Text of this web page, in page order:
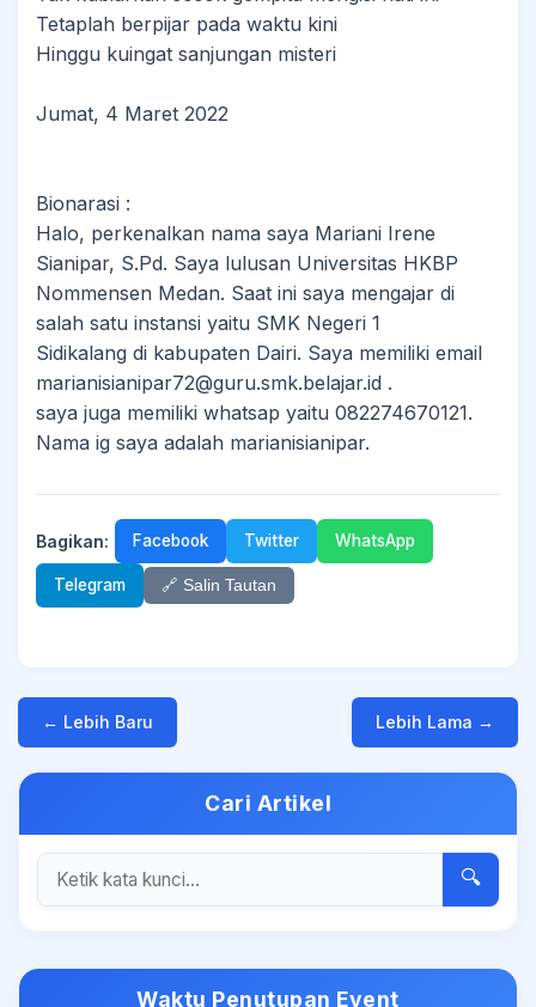
Tetaplah berpijar pada waktu kini
Hinggu kuingat sanjungan misteri
Jumat, 4 Maret 2022
Bionarasi :
Halo, perkenalkan nama saya Mariani Irene
Sianipar, S.Pd. Saya lulusan Universitas HKBP
Nommensen Medan. Saat ini saya mengajar di
salah satu instansi yaitu SMK Negeri 1
Sidikalang di kabupaten Dairi. Saya memiliki email
marianisianipar72@guru.smk.belajar.id .
saya juga memiliki whatsap yaitu 082274670121.
Nama ig saya adalah marianisianipar.
Bagikan: Facebook Twitter WhatsApp
Telegram 🔗 Salin Tautan
← Lebih Baru Lebih Lama →
Cari Artikel
🔍
Waktu Penutupan Event